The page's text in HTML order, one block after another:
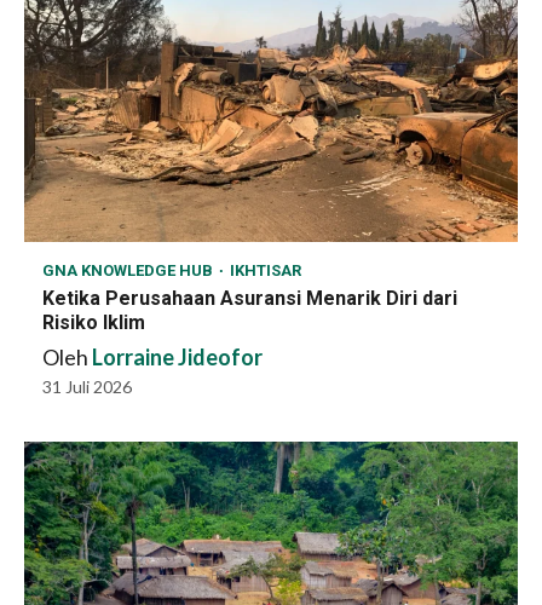
GNA KNOWLEDGE HUB IKHTISAR
Ketika Perusahaan Asuransi Menarik Diri dari
Risiko Iklim
Oleh Lorraine Jideofor
31 Juli 2026